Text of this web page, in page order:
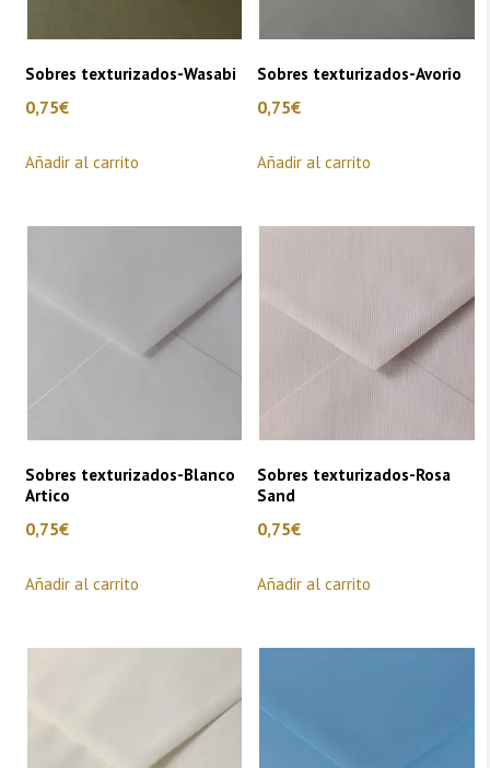
Sobres texturizados-Wasabi
0,75€
Añadir al carrito
Sobres texturizados-Avorio
0,75€
Añadir al carrito
Sobres texturizados-Blanco
Artico
0,75€
Añadir al carrito
Sobres texturizados-Rosa
Sand
0,75€
Añadir al carrito